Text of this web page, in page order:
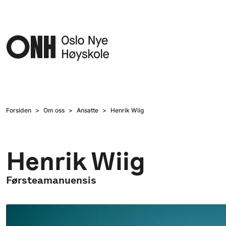
Forsiden Om oss Ansatte Henrik Wiig
Henrik Wiig
Førsteamanuensis